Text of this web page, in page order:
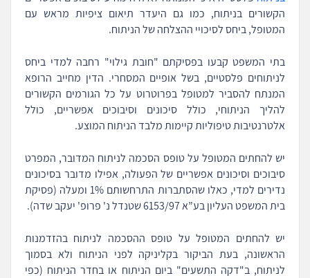
הקשורים בניתוח, כמו גם היעדר תיאום ציפיות מראש עם
המטופל, ביחס לסיכויי ההצלחה של הניתוח.
בתי המשפט קבעו בפסיקתם "חובת גילוי" רחבה למדי ביחס
לניתוחים פלסטיים, בשל אופיים המסחרי. הדין מחייב הרופא
המנתח להסביר למטופל בפרוטרוט על כל הגורמים הקשורים
להליך הניתוחי, כולל סיכונים וסיבוכים אפשריים, כולל
אלטרנטיבות טיפוליות קיימות מלבד הניתוח המוצע.
יש להחתים המטופל על טופס הסכמה לניתוח המדובר, המפרט
סיבוכים וסיכונים אפשריים של הפעולה, אפילו מדובר בסיכונים
נדירים למדי, כאלו שהסתברות התרחשותם 1% ומעלה (פסיקת
בית המשפט העליון בע”א 6153/97 שטנדל נ' פרופ' יעקב שדה).
יש להחתים המטופל על טופס ההסכמה לניתוח בהזדמנות
הראשונה, בעת הביקור בקליניקה לפני הניתוח ולא בסמוך
לניתוח, ב"דקה התשעים" ביום הניתוח או בחדר הניתוח (כפי